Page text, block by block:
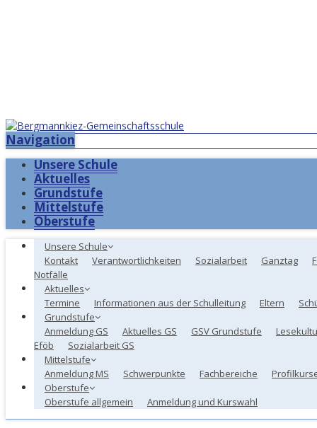
Navigation
Unsere Schule
Aktuelles
Grundstufe
Mittelstufe
Oberstufe
Unsere Schule
Kontakt
Verantwortlichkeiten Sozialarbeit Ganztag
Notfälle
Aktuelles
Termine
Informationen aus der Schulleitung Eltern
Grundstufe
Anmeldung GS
Aktuelles GS GSV Grundstufe
Eföb
Sozialarbeit GS
Mittelstufe
Anmeldung MS
Schwerpunkte Fachbereiche
Oberstufe
Oberstufe allgemein
Anmeldung und Kurswahl